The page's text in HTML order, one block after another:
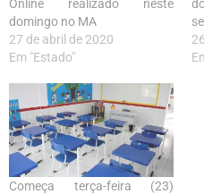
Online realizado neste
domingo no MA
27 de abril de 2020
Em "Estado"
Começa terça-feira (23)